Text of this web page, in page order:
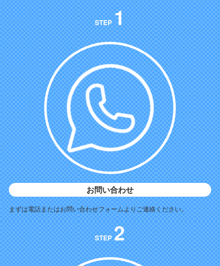
STEP1
お問い合わせ
まずは電話またはお問い合わせフォームよりご連絡ください。
STEP2